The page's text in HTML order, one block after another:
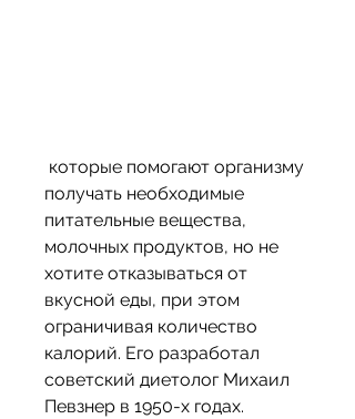
получать необходимые
питательные вещества,
молочных продуктов, но не
хотите отказываться от
вкусной еды, при этом
ограничивая количество
калорий. Его разработал
советский диетолог Михаил
Певзнер в 1950-х годах.